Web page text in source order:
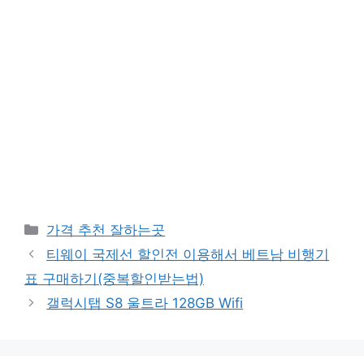
카
테
고
리
가격 추천 잘하는곳
티웨이 국제선 할인전 이용해서 베트남 비행기
표 구매하기(중복할인받는법)
갤럭시탭 S8 울트라 128GB Wifi